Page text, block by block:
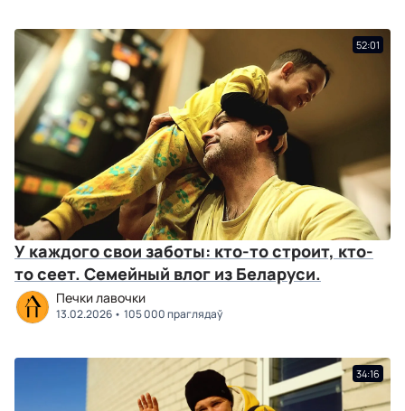
52:01
У каждого свои заботы: кто-то строит, кто-
то сеет. Семейный влог из Беларуси.
Печки лавочки
13.02.2026 105 000 праглядаў
34:16